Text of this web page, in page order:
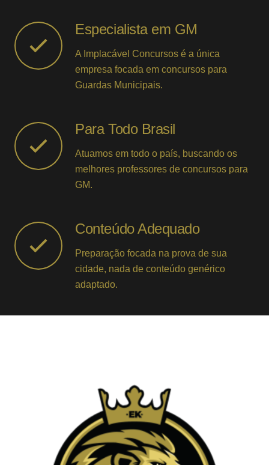
Especialista em GM
A Implacável Concursos é a única
empresa focada em concursos para
Guardas Municipais.
Para Todo Brasil
Atuamos em todo o país, buscando os
melhores professores de concursos para
GM.
Conteúdo Adequado
Preparação focada na prova de sua
cidade, nada de conteúdo genérico
adaptado.